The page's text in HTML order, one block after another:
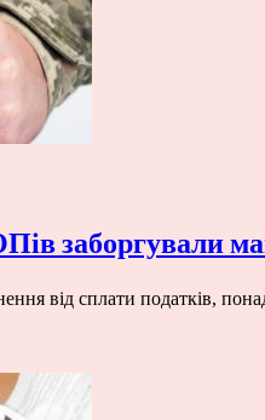
заборгували
від сплати податків,